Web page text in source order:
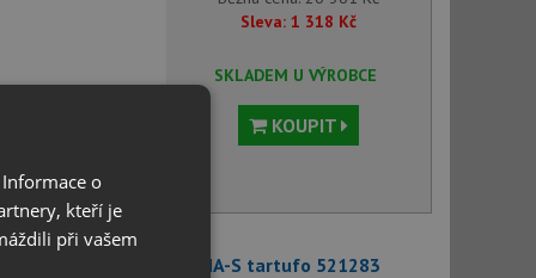
Sleva: 1 318 Kč
SKLADEM U VÝROBCE
KOUPIT
523480 + Blanco AVONA-S tartufo 521283
o
kteří je
při vašem